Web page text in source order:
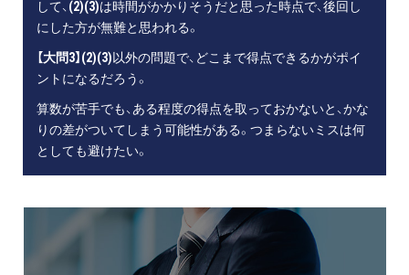
して、 (2)(3)は時間がかかりそうだと思った時点で、後回し
にした方が無難と思われる。
【大問3】(2)(3)以外の問題で、どこまで得点できるかがポイ
ントになるだろう。
算数が苦手でも、ある程度の得点を取っておかないと、かな
りの差がついてしまう可能性がある。つまらないミスは何
としても避けたい。